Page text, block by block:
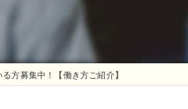
方募集中！【働き方ご紹介】